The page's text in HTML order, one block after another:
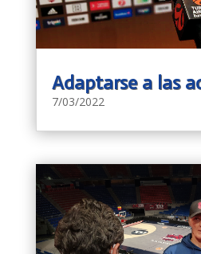
Adaptarse a las
7/03/2022